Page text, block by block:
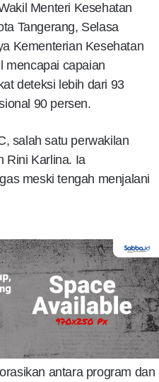
Menteri Kesehatan
Tangerang, Selasa
Kementerian Kesehatan
mencapai capaian
deteksi lebih dari 93
90 persen.
salah satu perwakilan
Rini Karlina. Ia
meski tengah menjalani
antara program dan